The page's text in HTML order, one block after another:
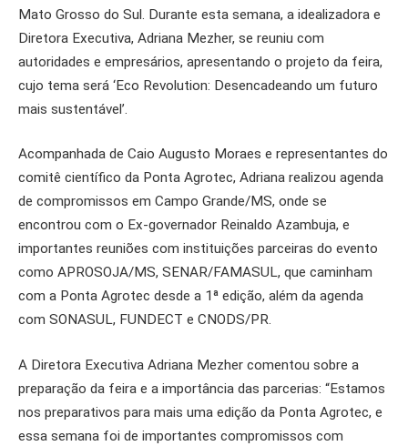
Mato Grosso do Sul. Durante esta semana, a idealizadora e
Diretora Executiva, Adriana Mezher, se reuniu com
autoridades e empresários, apresentando o projeto da feira,
cujo tema será ‘Eco Revolution: Desencadeando um futuro
mais sustentável’.
Acompanhada de Caio Augusto Moraes e representantes do
comitê científico da Ponta Agrotec, Adriana realizou agenda
de compromissos em Campo Grande/MS, onde se
encontrou com o Ex-governador Reinaldo Azambuja, e
importantes reuniões com instituições parceiras do evento
como APROSOJA/MS, SENAR/FAMASUL, que caminham
com a Ponta Agrotec desde a 1ª edição, além da agenda
com SONASUL, FUNDECT e CNODS/PR.
A Diretora Executiva Adriana Mezher comentou sobre a
preparação da feira e a importância das parcerias: “Estamos
nos preparativos para mais uma edição da Ponta Agrotec, e
essa semana foi de importantes compromissos com